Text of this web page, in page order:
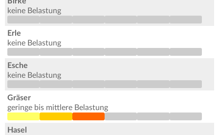
keine Belastung
Erle
keine Belastung
Esche
keine Belastung
Gräser
geringe bis mittlere Belastung
Hasel